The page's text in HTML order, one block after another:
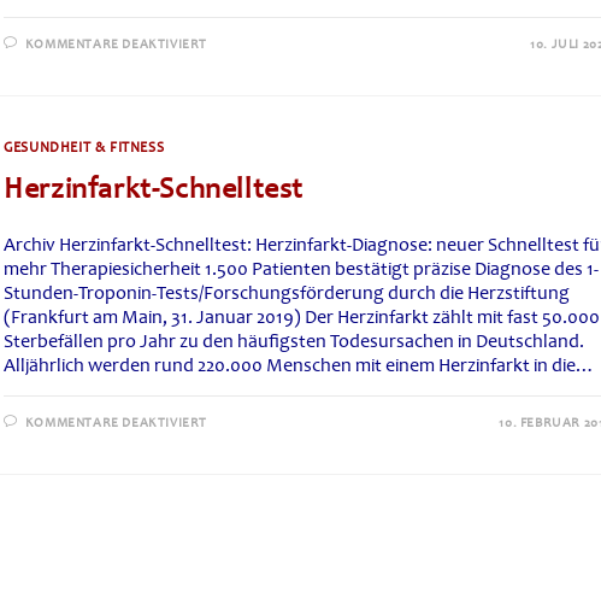
KOMMENTARE DEAKTIVIERT 10. JULI
GESUNDHEIT & FITNESS
Herzinfarkt-Schnelltest
Archiv Herzinfarkt-Schnelltest: Herzinfarkt-Diagnose: neuer Schnelltest
mehr Therapiesicherheit 1.500 Patienten bestätigt präzise Diagnose des 1-
Stunden-Troponin-Tests/Forschungsförderung durch die Herzstiftung
(Frankfurt am Main, 31. Januar 2019) Der Herzinfarkt zählt mit fast 50.000
Sterbefällen pro Jahr zu den häufigsten Todesursachen in Deutschland.
Alljährlich werden rund 220.000 Menschen mit einem Herzinfarkt in die…
KOMMENTARE DEAKTIVIERT 10. FEBRUAR